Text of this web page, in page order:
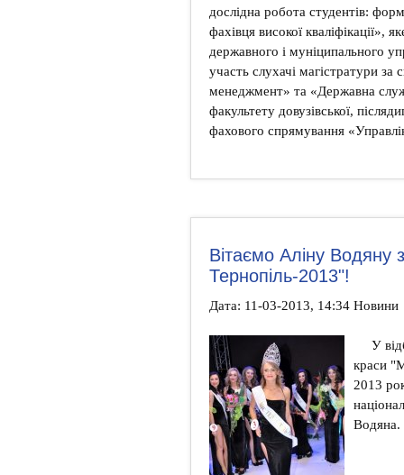
дослідна робота студентів:
фахівця високої кваліфікації»,
державного і муніципального
участь слухачі магістратури за
менеджмент» та «Державна
факультету довузівської,
фахового спрямування
Вітаємо Аліну Водяну
Тернопіль-2013"!
Дата: 11-03-2013, 14:34 Новини
У
краси
2013
Водяна.